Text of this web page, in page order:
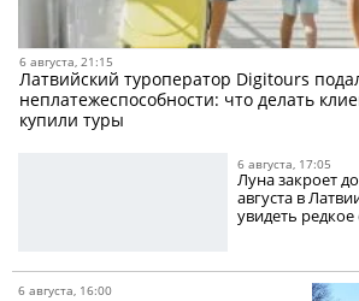
6 августа, 21:15
Латвийский туроператор Digitours
неплатежеспособности: что делать
купили туры
6 августа, 17:05
Луна закроет
августа в
увидеть
6 августа, 16:00